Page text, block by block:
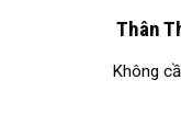
Thân
Không